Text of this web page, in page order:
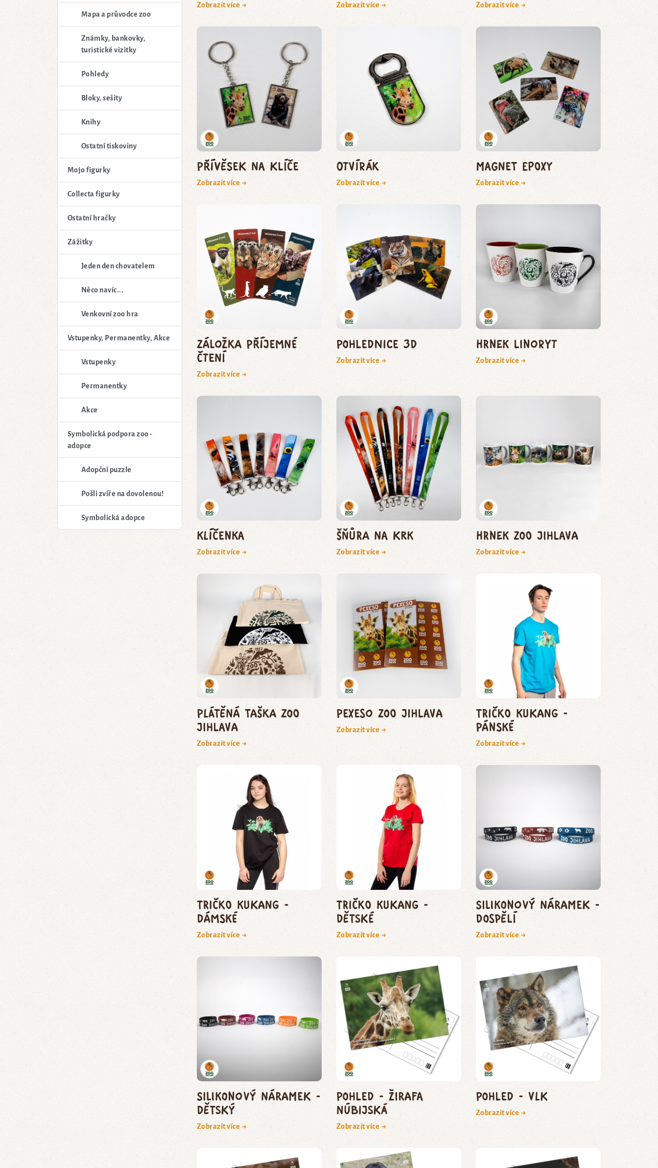
Mapa a průvodce zoo
Známky, bankovky,
turistické vizitky
Pohledy
Bloky, sešity
Knihy
Ostatní tiskoviny
Mojo figurky
Collecta figurky
Ostatní hračky
Zážitky
Jeden den chovatelem
Něco navíc...
Venkovní zoo hra
Vstupenky, Permanentky, Akce
Vstupenky
Permanentky
Akce
Symbolická podpora zoo -
adopce
Adopční puzzle
Pošli zvíře na dovolenou!
Symbolická adopce
Zobrazit více → Zobrazit více → Zobrazit více →
Přívěsek na klíče
Zobrazit více →
Otvírák
Zobrazit více →
Magnet epoxy
Zobrazit více →
Záložka Příjemné
čtení
Zobrazit více →
Pohlednice 3D
Zobrazit více →
Hrnek linoryt
Zobrazit více →
Klíčenka
Zobrazit více →
Šňůra na krk
Zobrazit více →
Hrnek Zoo Jihlava
Zobrazit více →
Plátěná taška Zoo
Jihlava
Zobrazit více →
Pexeso Zoo Jihlava
Zobrazit více →
Tričko Kukang -
pánské
Zobrazit více →
Tričko Kukang -
dámské
Zobrazit více →
Tričko Kukang -
dětské
Zobrazit více →
Silikonový náramek -
dospělí
Zobrazit více →
Silikonový náramek -
dětský
Zobrazit více →
Pohled - žirafa
núbijská
Zobrazit více →
Pohled - vlk
Zobrazit více →